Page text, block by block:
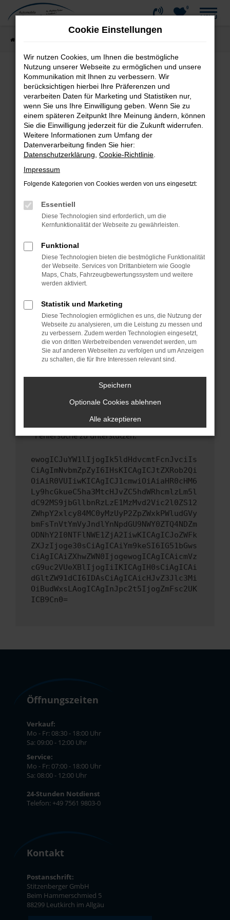
Zum
0
MENÜ
Fehler: Network Error
Beim Laden ist ein Fehler aufgetreten.
Hier sind ein paar Tipps, die dir helfen können:
Überprüfe deine Firewall und deine
Internetverbindung.
Laden andere Webseiten, zum Beispiel deine
Suchmaschine?
Prüfe deine Browsererweiterungen.
können das Laden bestimmter Seiten
verhindern. Funktioniert die Seite in einem
Fenster?
Starte dein Gerät neu.
Das kann manchmal helfen, vorübergehende
Probleme zu beheben.
Betriebssystem auf dem neuesten Stand
sind.
Veraltete Software birgt nicht nur ein
Sicherheitsrisiko, sondern kann auch dazu
führen, dass bestimmte Funktionen nicht mehr
unterstützt werden.
Wende dich an den Webseitenbetreiber.
Wenn du alle oben genannten Schritte versucht
hast, kontaktiere uns bitte. Wir werden
uns diesen Text schicken, um uns bei der
Fehlersuche zu unterstützen:
ewogICJuYW1lIjogIk5ldHdvcmtFcnJvciIs
CiAgImNvbmZpZyI6IHsKICAgICJtZXRob2Qi
OiAiR0VUIiwKICAgICJ1cmwiOiAiaHR0cHM6
Ly9hcGkueC5ha3MtcHJvZC5hdWRhcmlzLm5l
dC92MS9jbGllbnRzLzE1MzMvd2Vic2l0ZS12
ZWhpY2xlcy84MC0yMzUyP2ZpZWxkPWludGVy
bmFsTnVtYmVyJndlYnNpdGU9NWY0ZTQ4NDZm
ODNhY2I0NTFlNWE1ZjA2IiwKICAgICJoZWFk
ZXJzIjoge30sCiAgICAiYm9keSI6IG51bGws
CiAgICAiZXhwZWN0IjogewogICAgICAicmVz
cG9uc2VUeXBlIjogIiIKICAgIH0sCiAgICAi
dGltZW91dCI6IDAsCiAgICAicHJvZ3Jlc3Mi
OiBudWxsLAogICAgInJpc2t5IjogZmFsc2UK
ICB9Cn0=
Öffnungszeiten
Verkauf:
Mo - Fr: 08:30 - 18:00 Uhr
Sa: 09:00 - 12:00 Uhr
Service:
Mo - Fr: 07:00 - 18:00 Uhr
Sa: 08:00 - 12:00 Uhr
24-Stunden Notdienst
Telefon: +49 7561 9803-0
Kontakt
Postanschrift:
Stitzenberger GmbH
Beim Hammerschmied 5
88299 Leutkirch im Allgäu
Cookie Einstellungen
Wir nutzen Cookies, um Ihnen die bestmögliche
Nutzung unserer Webseite zu ermöglichen und unsere
Kommunikation mit Ihnen zu verbessern. Wir
berücksichtigen hierbei Ihre Präferenzen und
verarbeiten Daten für Marketing und Statistiken nur,
wenn Sie uns Ihre Einwilligung geben. Wenn Sie zu
einem späteren Zeitpunkt Ihre Meinung ändern, können
Sie die Einwilligung jederzeit für die Zukunft widerrufen.
Weitere Informationen zum Umfang der
Datenverarbeitung finden Sie hier:
Datenschutzerklärung Cookie-Richtlinie
Impressum
Folgende Kategorien von Cookies werden von uns eingesetzt:
Essentiell
Diese Technologien sind erforderlich, um die
Kernfunktionalität der Webseite zu gewährleisten.
Funktional
Diese Technologien bieten die bestmögliche Funktionalität
der Webseite. Services von Drittanbietern wie Google
Maps, Chats, Fahrzeugbewertungssystem und weitere
werden aktiviert.
Statistik und Marketing
Diese Technologien ermöglichen es uns, die Nutzung der
Webseite zu analysieren, um die Leistung zu messen und
zu verbessern. Zudem werden Technologien eingesetzt,
die von dritten Werbetreibenden verwendet werden, um
Sie auf anderen Webseiten zu verfolgen und um Anzeigen
zu schalten, die für Ihre Interessen relevant sind.
Speichern
Optionale Cookies ablehnen
Alle akzeptieren